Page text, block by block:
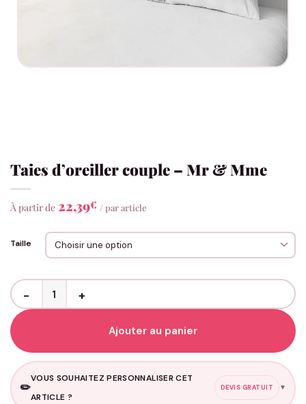
Taies d’oreiller couple – Mr & Mme
À partir de 22,39€ / par article
Taille
quantité de Taies d'oreiller couple - Mr & Mme
Ajouter au panier
✏️
VOUS SOUHAITEZ PERSONNALISER CET
ARTICLE ?
DEVIS GRATUIT ▼